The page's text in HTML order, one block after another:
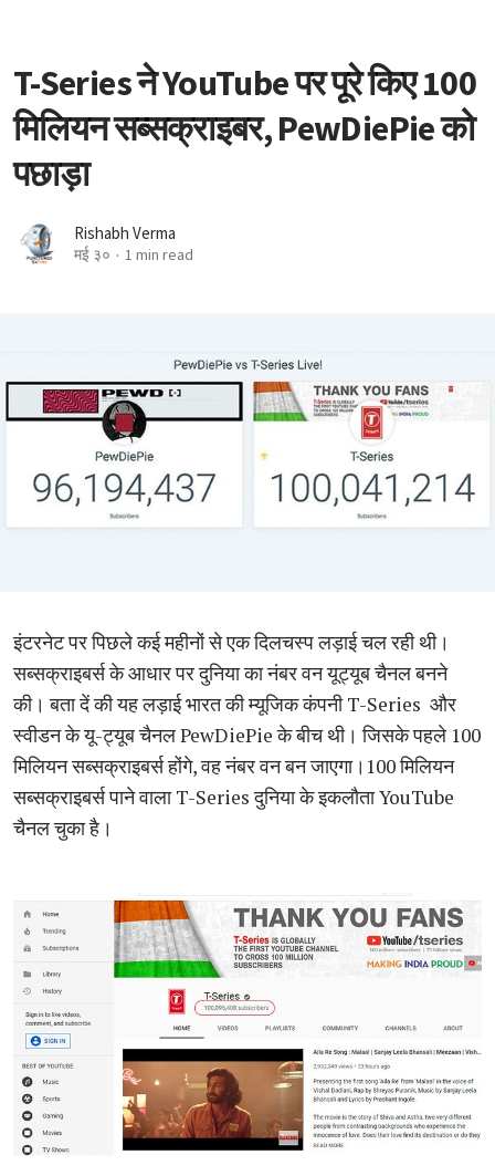
T-Series ने YouTube पर पूरे किए 100
मिलियन सब्सक्राइबर, PewDiePie को
पछाड़ा
Rishabh Verma
मई ३० 1 min read
इंटरनेट पर पिछले कई महीनों से एक दिलचस्प लड़ाई चल रही थी।
सब्सक्राइबर्स के आधार पर दुनिया का नंबर वन यूट्यूब चैनल बनने
की। बता दें की यह लड़ाई भारत की म्यूजिक कंपनी T-Series और
स्वीडन के यू-ट्यूब चैनल PewDiePie के बीच थी। जिसके पहले 100
मिलियन सब्सक्राइबर्स होंगे, वह नंबर वन बन जाएगा।100 मिलियन
सब्सक्राइबर्स पाने वाला T-Series दुनिया के इकलौता YouTube
चैनल चुका है।